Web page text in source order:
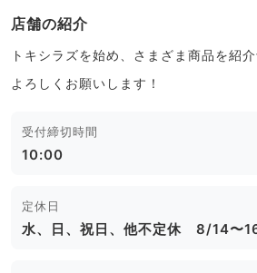
店舗の紹介
トキシラズを始め、さまざま商品を紹介
よろしくお願いします！
受付締切時間
10:00
定休日
水、日、祝日、他不定休 8/14〜